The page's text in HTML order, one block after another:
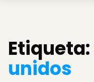
Etiqueta:
unidos